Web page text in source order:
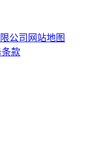
公司 网站地图
条款